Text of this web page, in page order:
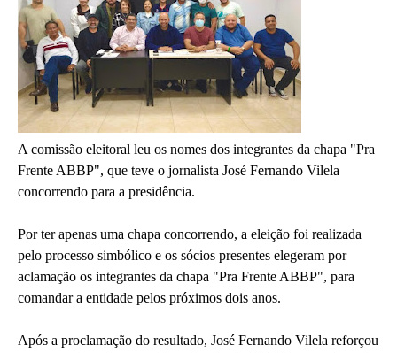
A comissão eleitoral leu os nomes dos integrantes da chapa "Pra
Frente ABBP", que teve o jornalista José Fernando Vilela
concorrendo para a presidência.
Por ter apenas uma chapa concorrendo, a eleição foi realizada
pelo processo simbólico e os sócios presentes elegeram por
aclamação os integrantes da chapa "Pra Frente ABBP", para
comandar a entidade pelos próximos dois anos.
Após a proclamação do resultado, José Fernando Vilela reforçou